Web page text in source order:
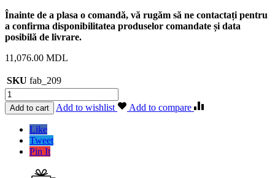
Înainte de a plasa o comandă, vă rugăm să ne contactați pentru
a confirma disponibilitatea produselor comandate și data
posibilă de livrare.
11,076.00 MDL
SKU fab_209
Cantitate
Suport
canistra
combustibil
Toyota
Add to cart Add to wishlist Add to compare
Like
Tweet
Pin It